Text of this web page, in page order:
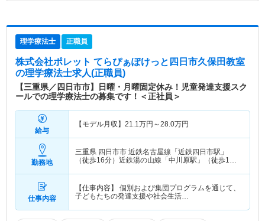
理学療法士 正職員
株式会社ポレット てらぴぁぽけっと四日市久保田教室
の理学療法士求人(正職員)
【三重県／四日市市】日曜・月曜固定休み！児童発達支援スク
ールでの理学療法士の募集です！＜正社員＞
給与
【モデル月収】 21.1万円～28.0万円
勤務地
三重県 四日市市 近鉄名古屋線「近鉄四日市駅」
（徒歩16分）近鉄湯の山線「中川原駅」（徒歩14
仕事内容
【仕事内容】 個別および集団プログラムを通じて、
子どもたちの発達支援や社会生活…